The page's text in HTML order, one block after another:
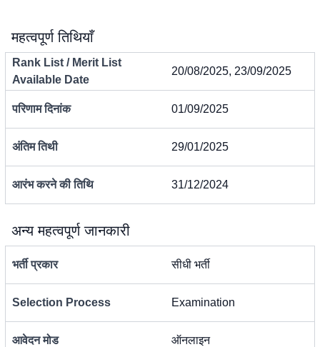
महत्वपूर्ण तिथियाँ
Rank List / Merit List
Available Date
20/08/2025, 23/09/2025
परिणाम दिनांक 01/09/2025
अंतिम तिथी 29/01/2025
आरंभ करने की तिथि 31/12/2024
अन्य महत्वपूर्ण जानकारी
भर्ती प्रकार सीधी भर्ती
Selection Process Examination
आवेदन मोड ऑनलाइन